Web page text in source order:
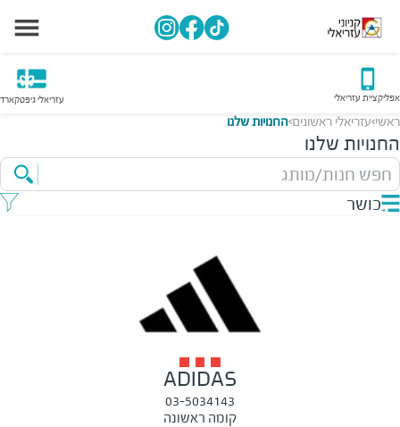
אפליקציית עזריאלי עזריאלי גיפטקארד
ראשי>עזריאלי ראשונים>החנויות שלנו
החנויות שלנו
חפש חנות/מותג
כושר
ADIDAS
03-5034143
קומה ראשונה